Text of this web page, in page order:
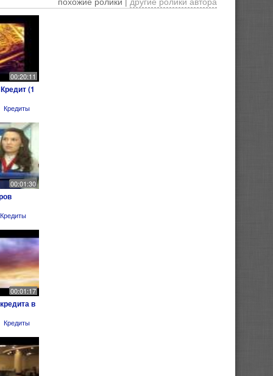
00:20:11
(1
Кредиты
00:01:30
Кредиты
00:01:17
в
Кредиты